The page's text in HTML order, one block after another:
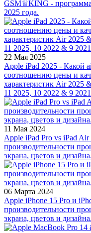
GSM♕KING -
2025 года.
22 Мая 2025
Apple iPad 2025 - Какой
соотношению цены и
характеристик Air 2025
11 2025, 10 2022 & 9
11 Мая 2024
Apple iPad Pro vs iPad
производительности
экрана, цветов и дизайна.
06 Марта 2024
Apple iPhone 15 Pro и
производительности
экрана, цветов и дизайна.